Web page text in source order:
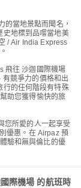
的當地景點而聞名，
史地標到品嚐當地美
/ Air India Express
飛往 沙迦國際機場
競爭力的價格和出
行的任何階段有特殊
助您獲得愉快的旅
您所愛的人一起享受
優惠。在 Airpaz 預
驗和無與倫比的優
際機場 的航班時